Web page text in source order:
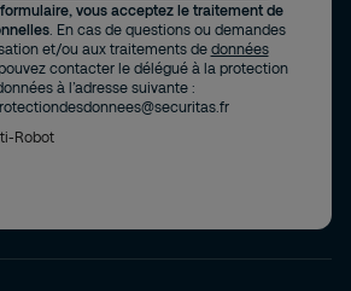
vous acceptez le traitement de
. En cas de questions ou demandes
et/ou aux traitements de données
contacter le délégué à la protection
à l’adresse suivante :
Robot